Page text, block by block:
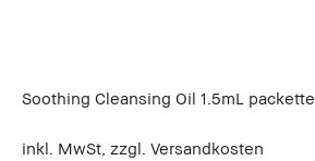
Soothing Cleansing Oil 1.5mL packette
inkl. MwSt, zzgl. Versandkosten